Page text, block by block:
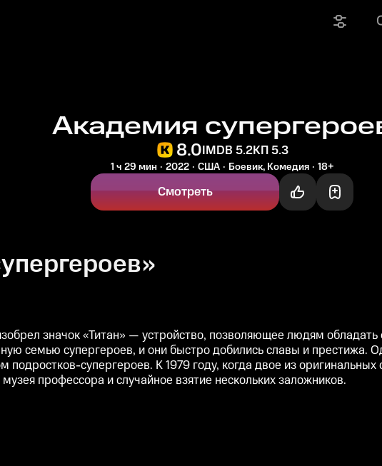
Академия
8.0IMDB 5.2КП 5.3
1 ч 29 мин 2022 США Боевик, Комедия 18+
Смотреть
значок «Титан» — устройство, позволяющее людям
семью супергероев, и они быстро добились славы и престижа.
супергероев. К 1979 году, когда двое из оригинальных
профессора и случайное взятие нескольких заложников.